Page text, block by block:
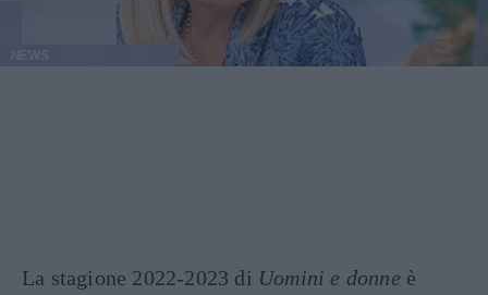
La stagione 2022-2023 di Uomini e donne è